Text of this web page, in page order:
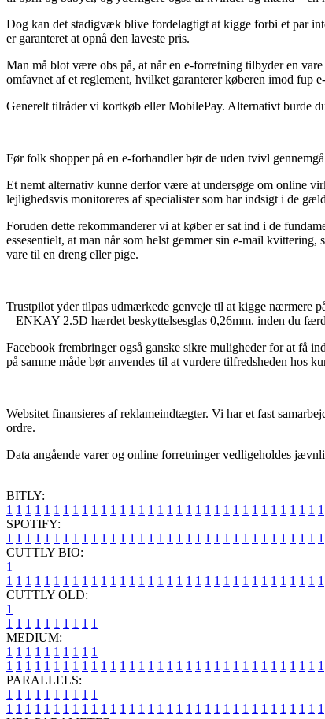
Dog kan det stadigvæk blive fordelagtigt at kigge forbi et par
er garanteret at opnå den laveste pris.
Man må blot være obs på, at når en e-forretning tilbyder en
omfavnet af et reglement, hvilket garanterer køberen imod fup
Generelt tilråder vi kortkøb eller MobilePay. Alternativt burde
Før folk shopper på en e-forhandler bør de uden tvivl
Et nemt alternativ kunne derfor være at undersøge om online
lejlighedsvis monitoreres af specialister som har indsigt i de
Foruden dette rekommanderer vi at køber er sat ind i de
essesentielt, at man når som helst gemmer sin e-mail
vare til en dreng eller pige.
Trustpilot yder tilpas udmærkede genveje til at kigge nærmere
– ENKAY 2.5D hærdet beskyttelsesglas 0,26mm. inden du
Facebook frembringer også ganske sikre muligheder for at få
på samme måde bør anvendes til at vurdere tilfredsheden hos
Websitet finansieres af reklameindtægter. Vi har et fast
ordre.
Data angående varer og online forretninger vedligeholdes
BITLY:
1 1 1 1 1 1 1 1 1 1 1 1 1 1 1 1 1 1 1 1 1 1 1 1 1 1 1 1 1 1 1 1 1 1
SPOTIFY:
1 1 1 1 1 1 1 1 1 1 1 1 1 1 1 1 1 1 1 1 1 1 1 1 1 1 1 1 1 1 1 1 1 1
CUTTLY BIO:
1
1 1 1 1 1 1 1 1 1 1 1 1 1 1 1 1 1 1 1 1 1 1 1 1 1 1 1 1 1 1 1 1 1 1
CUTTLY OLD:
1
1 1 1 1 1 1 1 1 1 1
MEDIUM:
1 1 1 1 1 1 1 1 1 1
1 1 1 1 1 1 1 1 1 1 1 1 1 1 1 1 1 1 1 1 1 1 1 1 1 1 1 1 1 1 1 1 1 1
PARALLELS:
1 1 1 1 1 1 1 1 1 1
1 1 1 1 1 1 1 1 1 1 1 1 1 1 1 1 1 1 1 1 1 1 1 1 1 1 1 1 1 1 1 1 1 1